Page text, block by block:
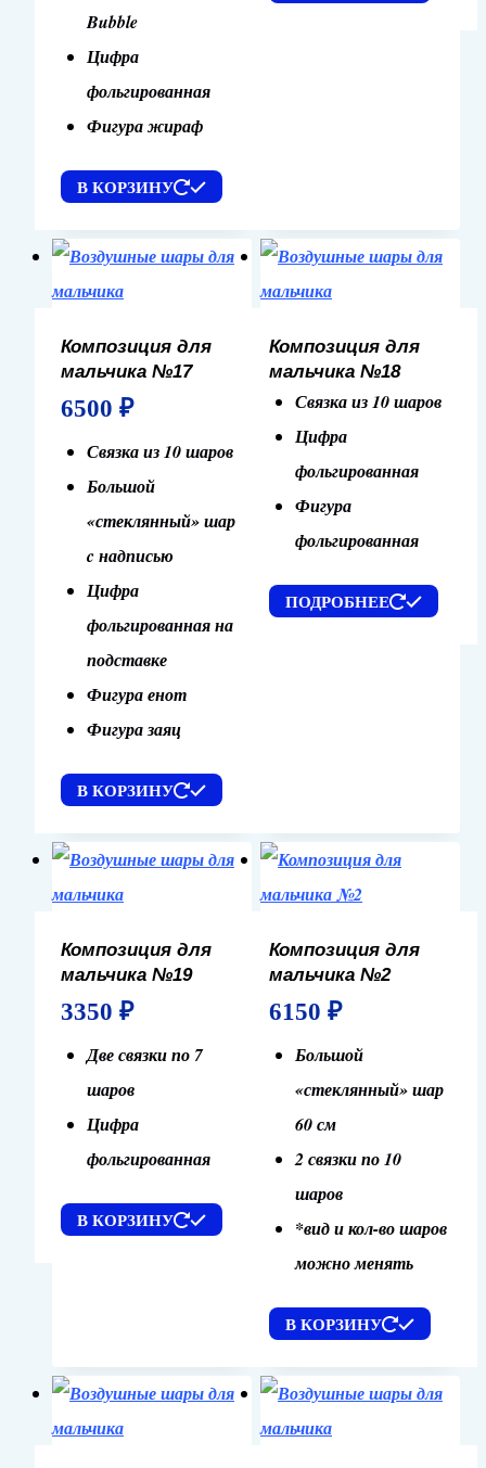
Bubble
Цифра
фольгированная
Фигура жираф
В КОРЗИНУ
Композиция для
мальчика №17
6500 ₽
Связка из 10 шаров
Большой
«стеклянный» шар
c надписью
Цифра
фольгированная на
подставке
Фигура енот
Фигура заяц
В КОРЗИНУ
Композиция для
мальчика №18
Связка из 10 шаров
Цифра
фольгированная
Фигура
фольгированная
ПОДРОБНЕЕ
Композиция для
мальчика №19
3350 ₽
Две связки по 7
шаров
Цифра
фольгированная
В КОРЗИНУ
Композиция для
мальчика №2
6150 ₽
Большой
«стеклянный» шар
60 см
2 связки по 10
шаров
*вид и кол-во шаров
можно менять
В КОРЗИНУ